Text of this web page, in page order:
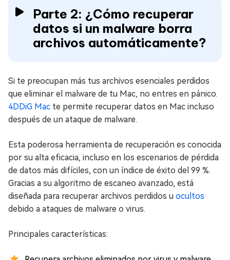
Parte 2: ¿Cómo recuperar
datos si un malware borra
archivos automáticamente?
Si te preocupan más tus archivos esenciales perdidos
que eliminar el malware de tu Mac, no entres en pánico.
4DDiG Mac te permite recuperar datos en Mac incluso
después de un ataque de malware.
Esta poderosa herramienta de recuperación es conocida
por su alta eficacia, incluso en los escenarios de pérdida
de datos más difíciles, con un índice de éxito del 99 %.
Gracias a su algoritmo de escaneo avanzado, está
diseñada para recuperar archivos perdidos u ocultos
debido a ataques de malware o virus.
Principales características: